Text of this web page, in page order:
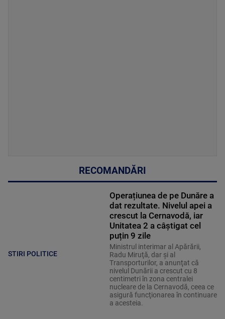
RECOMANDĂRI
STIRI POLITICE
Operațiunea de pe Dunăre a
dat rezultate. Nivelul apei a
crescut la Cernavodă, iar
Unitatea 2 a câștigat cel
puțin 9 zile
Ministrul interimar al Apărării,
Radu Miruţă, dar şi al
Transporturilor, a anunţat că
nivelul Dunării a crescut cu 8
centimetri în zona centralei
nucleare de la Cernavodă, ceea ce
asigură funcţionarea în continuare
a acesteia.